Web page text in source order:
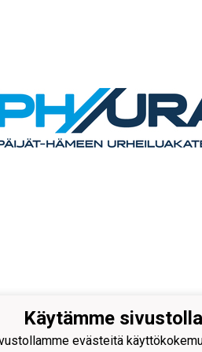
Pelicans ry
Käytämme
evästeitä